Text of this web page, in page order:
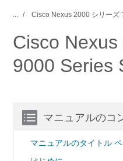
... Cisco Nexus 2000 シリーズ
Cisco
9000 Series
マニュアルのコ
マニュアルのタイトル